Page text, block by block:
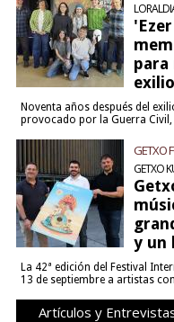
para
Noventa años después del
provocado por la Guerra Civil,
GETXO
GETXO
y un
La 42ª edición del Festival
13 de septiembre a artistas
Artículos y